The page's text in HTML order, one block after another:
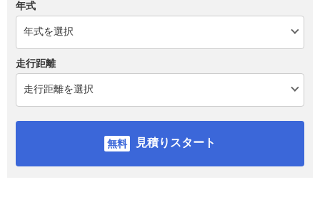
年式
走行距離
見積りスタート